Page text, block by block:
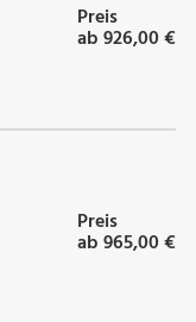
Preis
ab 926,00 €
Preis
ab 965,00 €